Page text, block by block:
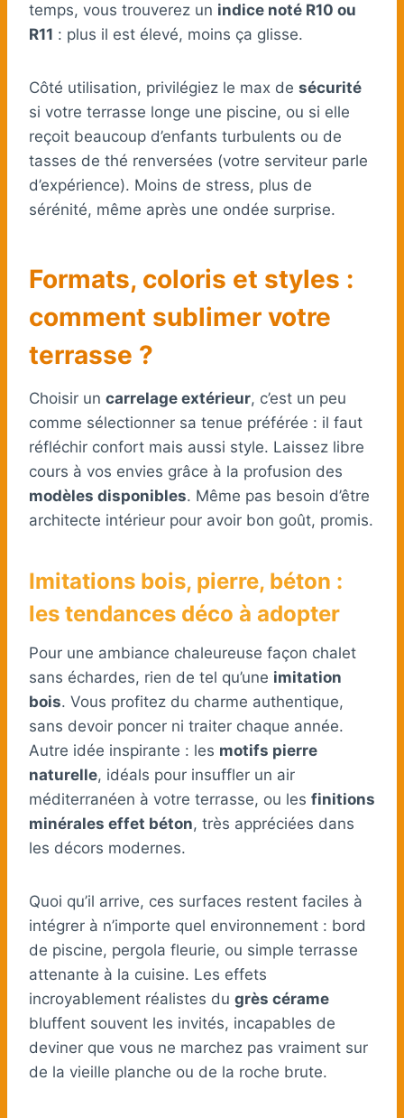
temps, vous trouverez un indice noté R10 ou
R11 : plus il est élevé, moins ça glisse.
Côté utilisation, privilégiez le max de sécurité
si votre terrasse longe une piscine, ou si elle
reçoit beaucoup d’enfants turbulents ou de
tasses de thé renversées (votre serviteur parle
d’expérience). Moins de stress, plus de
sérénité, même après une ondée surprise.
Formats, coloris et styles :
comment sublimer votre
terrasse ?
Choisir un carrelage extérieur, c’est un peu
comme sélectionner sa tenue préférée : il faut
réfléchir confort mais aussi style. Laissez libre
cours à vos envies grâce à la profusion des
modèles disponibles. Même pas besoin d’être
architecte intérieur pour avoir bon goût, promis.
Imitations bois, pierre, béton :
les tendances déco à adopter
Pour une ambiance chaleureuse façon chalet
sans échardes, rien de tel qu’une imitation
bois. Vous profitez du charme authentique,
sans devoir poncer ni traiter chaque année.
Autre idée inspirante : les motifs pierre
naturelle, idéals pour insuffler un air
méditerranéen à votre terrasse, ou les finitions
minérales effet béton, très appréciées dans
les décors modernes.
Quoi qu’il arrive, ces surfaces restent faciles à
intégrer à n’importe quel environnement : bord
de piscine, pergola fleurie, ou simple terrasse
attenante à la cuisine. Les effets
incroyablement réalistes du grès cérame
bluffent souvent les invités, incapables de
deviner que vous ne marchez pas vraiment sur
de la vieille planche ou de la roche brute.